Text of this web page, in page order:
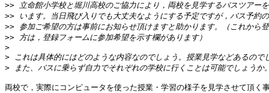
>>
>>
>>
>>
>
>
>
両校で，実際にコンピュータを使った授業・学習の様子を見学させて頂く